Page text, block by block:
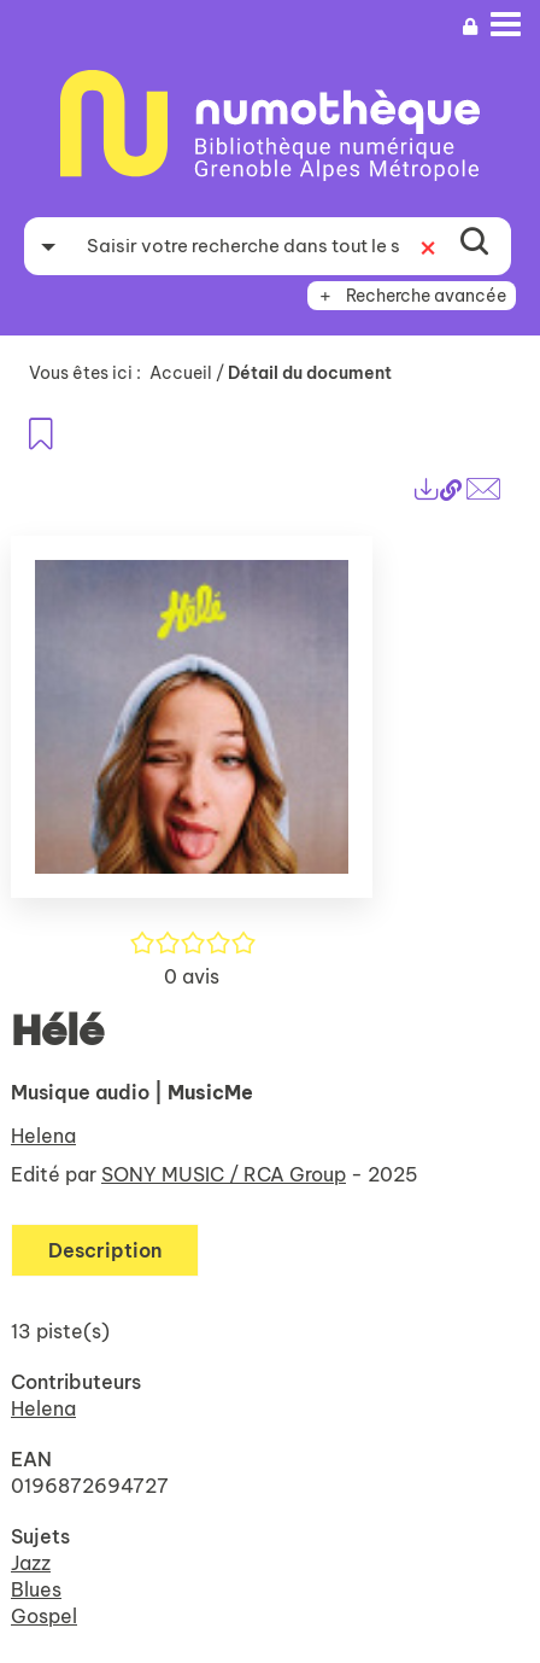
recherche
Recherche avancée
Vous êtes ici : Accueil / Détail du document
Lien
/5
0 avis
Hélé
Musique audio
| MusicMe
Helena
Edité par SONY MUSIC / RCA Group - 2025
Description
13 piste(s)
Contributeurs
Helena
EAN
0196872694727
Sujets
Jazz
Blues
Gospel